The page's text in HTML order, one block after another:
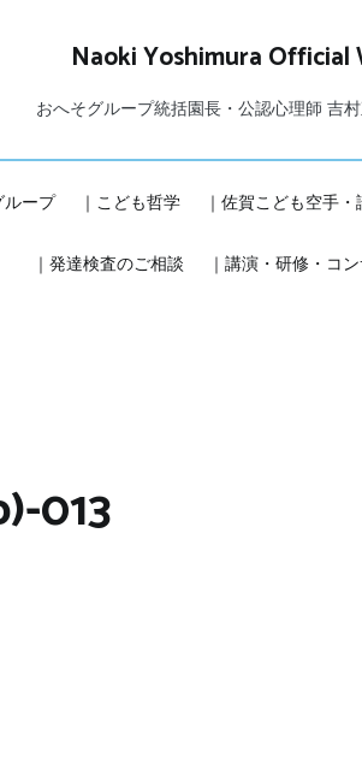
Naoki Yoshimura Official
おへそグループ統括園長・公認心理師 吉
ループ ｜こども哲学 ｜佐賀こども空手・
｜発達検査のご相談 ｜講演・研修・コ
013